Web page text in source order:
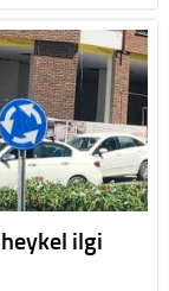
ilgi